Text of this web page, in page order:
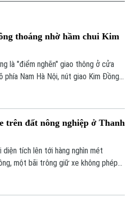
thoáng nhờ hầm chui Kim
là "điểm nghẽn" giao thông ở cửa
phía Nam Hà Nội, nút giao Kim Đồng -
thời gian di chuyển mà còn tạo động
nhu cầu đi lại ngày càng tăng của
dân.
trên đất nông nghiệp ở Thanh
diện tích lên tới hàng nghìn mét
một bãi trông giữ xe không phép